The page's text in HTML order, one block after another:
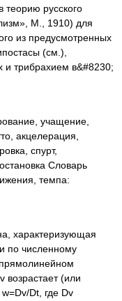
русского
М., 1910) для
из предусмотренных
(см.),
и трибрахием в&#8230;
учащение,
акцелерация,
спурт,
Словарь
темпа:
характеризующая
по численному
возрастает (или
Dt, где Dv